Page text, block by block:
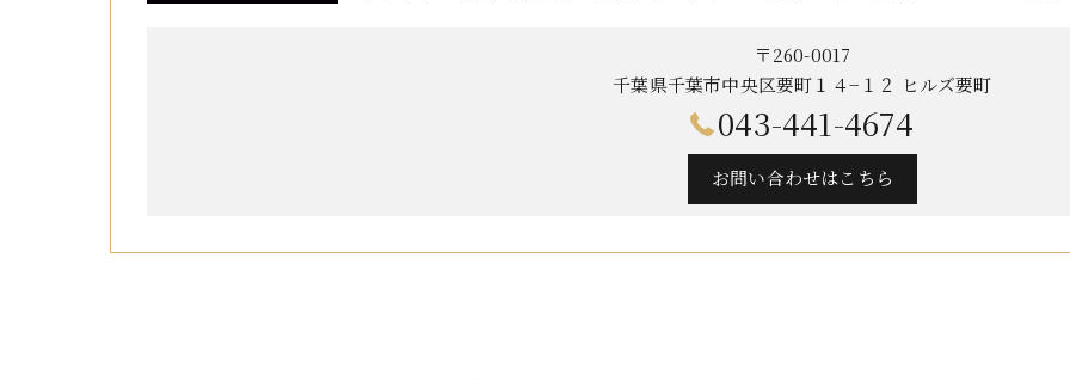
〒260-0017
千葉県千葉市中央区要町１４−１２ ヒルズ要町
043-441-4674
お問い合わせはこちら